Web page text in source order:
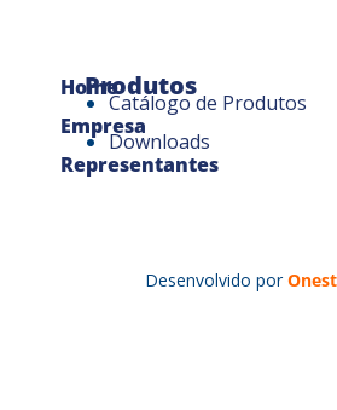
Home
Empresa
Representantes
Produtos
Catálogo de Produtos
Downloads
Desenvolvido por